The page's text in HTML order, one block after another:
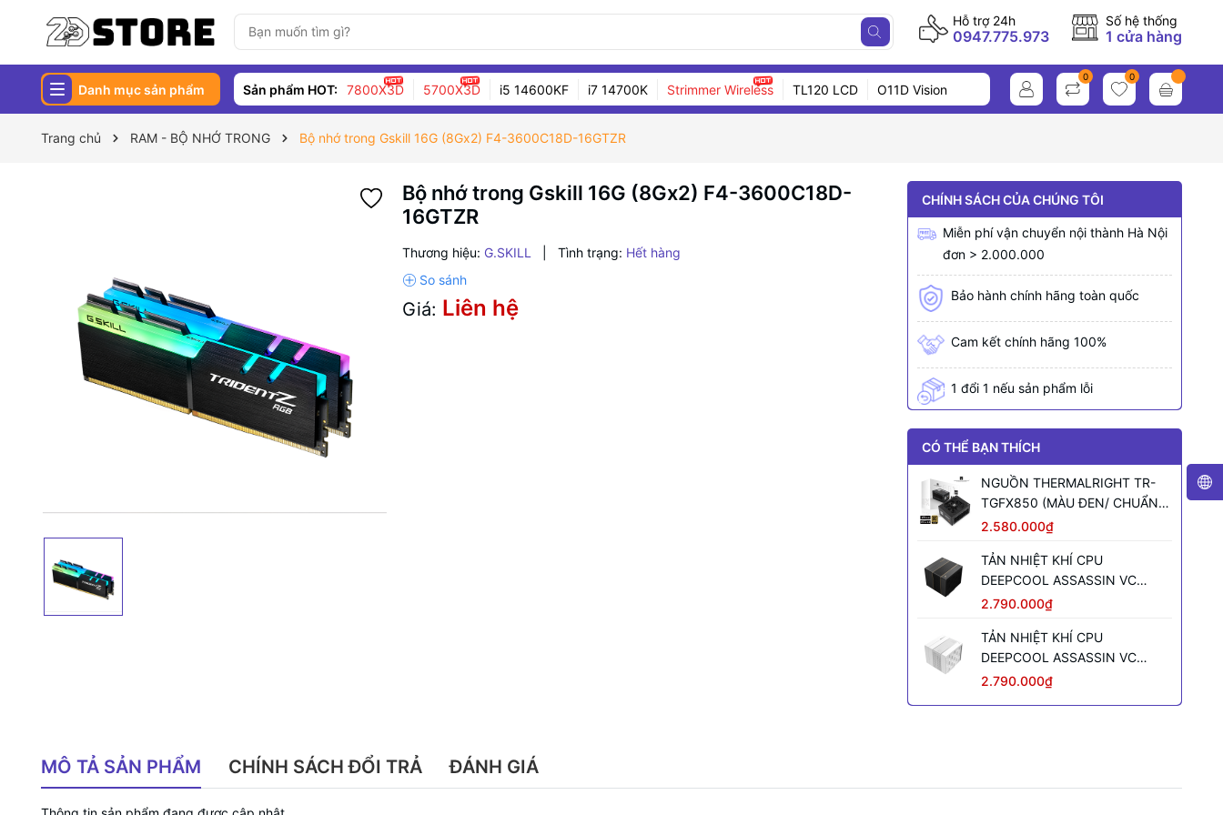
Hỗ trợ 24h
0947.775.973
Số hệ thống
1 cửa hàng
Danh mục sản phẩm Sản phẩm HOT: 7800X3D 5700X3D i5 14600KF i7 14700K Strimmer Wireless TL120 LCD O11D Vision
0 0
Trang chủ RAM - BỘ NHỚ TRONG Bộ nhớ trong Gskill 16G (8Gx2) F4-3600C18D-16GTZR
Bộ nhớ trong Gskill 16G (8Gx2) F4-3600C18D-
16GTZR
Thương hiệu: G.SKILL Tình trạng: Hết hàng
Giá: Liên hệ
CHÍNH SÁCH CỦA CHÚNG TÔI
Miễn phí vận chuyển nội thành Hà Nội
đơn > 2.000.000
Bảo hành chính hãng toàn quốc
Cam kết chính hãng 100%
1 đổi 1 nếu sản phẩm lỗi
CÓ THỂ BẠN THÍCH
NGUỒN THERMALRIGHT TR-
TGFX850 (MÀU ĐEN/ CHUẨN
SFX/ FULL MODULAR/ 850W)
2.580.000₫
TẢN NHIỆT KHÍ CPU
DEEPCOOL ASSASSIN VC
ELITE (MÀU ĐEN)
2.790.000₫
TẢN NHIỆT KHÍ CPU
DEEPCOOL ASSASSIN VC
ELITE WH WH (MÀU TRẮNG)
2.790.000₫
MÔ TẢ SẢN PHẨM CHÍNH SÁCH ĐỔI TRẢ ĐÁNH GIÁ